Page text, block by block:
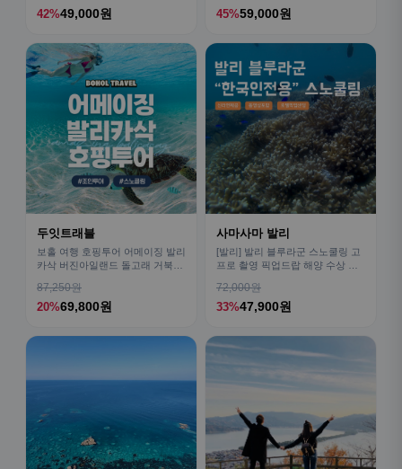
42%49,000원 45%59,000원
두잇트래블
보홀 여행 호핑투어 어메이징 발리
카삭 버진아일랜드 돌고래 거북이
87,250원
20%69,800원
사마사마 발리
[발리] 발리 블루라군 스노쿨링 고
프로 촬영 픽업드랍 해양 수상 액
72,000원
33%47,900원